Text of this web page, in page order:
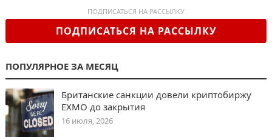
ПОДПИСАТЬСЯ НА РАССЫЛКУ
ПОДПИСАТЬСЯ НА РАССЫЛКУ
ПОПУЛЯРНОЕ ЗА МЕСЯЦ
Британские санкции довели криптобиржу
EXMO до закрытия
16 июля, 2026